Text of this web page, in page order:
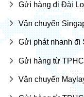
Gửi hàng đi Đài
Vận chuyển
Gửi phát nhanh đi
Gửi hàng từ
Vận chuyển